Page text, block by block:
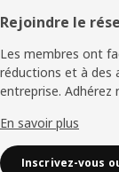
Rejoindre le
Les membres ont
réductions et à des
entreprise. Adhérez
En savoir plus
Inscrivez-vous